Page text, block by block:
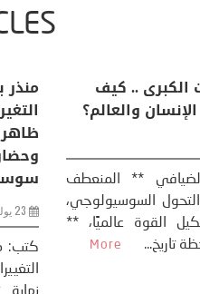
زمن
يُعاد
10 يوليو، 2026
كتب:
**
أمريكا وايران:
و “هرمز” مربط
عاد الرئيس
ترامب إلى قصف
على ما اعتبره الرئيس